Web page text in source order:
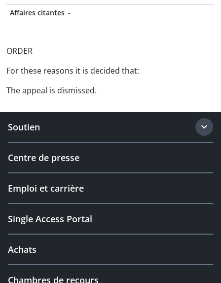
Affaires citantes -
ORDER
For these reasons it is decided that:
The appeal is dismissed.
Soutien
Centre de presse
Emploi et carrière
Single Access Portal
Achats
Chambres de recours